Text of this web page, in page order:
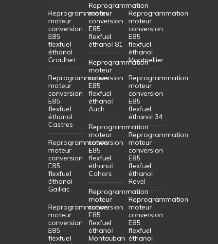
Reprogrammation
moteur
conversion
E85
flexfuel
éthanol
Graulhet
Reprogrammation
moteur
conversion
E85
flexfuel
éthanol
Castres
Reprogrammation
moteur
conversion
E85
flexfuel
éthanol
Gaillac
Reprogrammation
moteur
conversion
E85
flexfuel
Reprogrammation
moteur
conversion
E85
flexfuel
éthanol 81
Reprogrammation
moteur
conversion
E85
flexfuel
éthanol
Auch
Reprogrammation
moteur
conversion
E85
flexfuel
éthanol
Cahors
Reprogrammation
moteur
conversion
E85
flexfuel
éthanol
Montauban
Reprogrammation
moteur
conversion
E85
flexfuel
éthanol
Montpellier
Reprogrammation
moteur
conversion
E85
flexfuel
éthanol 34
Reprogrammation
moteur
conversion
E85
flexfuel
éthanol
Revel
Reprogrammation
moteur
conversion
E85
flexfuel
éthanol